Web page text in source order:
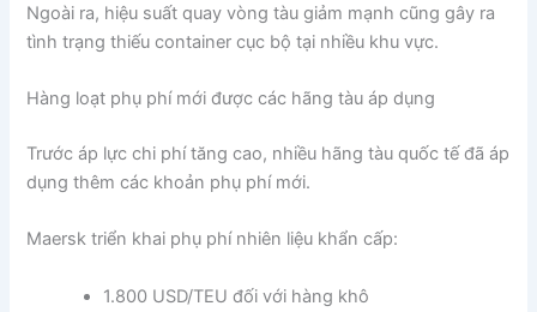
Ngoài ra, hiệu suất quay vòng tàu giảm mạnh cũng gây ra
tình trạng thiếu container cục bộ tại nhiều khu vực.
Hàng loạt phụ phí mới được các hãng tàu áp dụng
Trước áp lực chi phí tăng cao, nhiều hãng tàu quốc tế đã áp
dụng thêm các khoản phụ phí mới.
Maersk triển khai phụ phí nhiên liệu khẩn cấp:
1.800 USD/TEU đối với hàng khô